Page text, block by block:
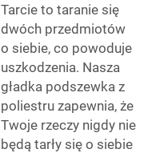
Tarcie to taranie się
dwóch przedmiotów
o siebie, co powoduje
uszkodzenia. Nasza
gładka podszewka z
poliestru zapewnia, że
Twoje rzeczy nigdy nie
będą tarły się o siebie